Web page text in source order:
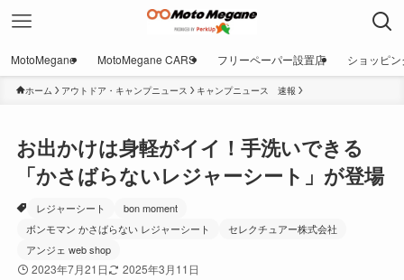
MotoMegane MotoMegane CARS フリーペーパー設置店 ショッピン
ホーム アウトドア・キャンプニュース キャンプニュース 速報
お出かけは身軽がイイ！手洗いできる
「かさばらないレジャーシート」が登場
レジャーシート
bon moment
ボンモマン かさばらない レジャーシート
セレクチュアー株式会社
アンジェ web shop
2023年7月21日 2025年3月11日